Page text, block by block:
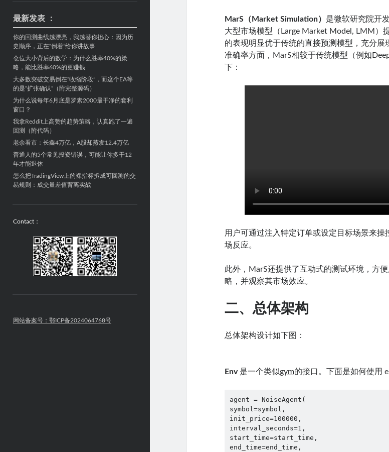
最新发表 ：
你的回测曲线越漂亮，我越替你担心：因为历
史顺序，正在“倒着”给你讲故事
仓位大小背后的数学：为什么胜率40%的策
略，能比胜率60%的更赚钱
大多数突破交易倒在“收缩阶段”，而这个EA等
的是“扩张确认”（附完整源码）
为什么说每年6月底是罗素2000最干净的套利
窗口？
我拿Reddit上高赞的趋势策略，认真跑了一遍
回测（附代码）
老余看市：长鑫4万亿，A股却蒸发12.4万亿
普通人的5个常见投资错误，可能让你多干12
年才能退休
怎么把TradingView上的裸指标拆成可回测的交
易规则：成交量差值背离实战
Contact：
网站备案号：鄂ICP备2024064768号
MarS（Market Simulation） 是微软研究院开
大型市场模型（Large Market Model, LMM）
的表现明显优于传统的直接预测模型，充分展
准确率方面，MarS相较于传统模型（例如
下：
用户可通过注入特定订单或设定目标场景来
场反应。
此外，MarS还提供了互动式的测试环境，方
略，并观察其市场效应。
二、总体架构
总体架构设计如下图：
Env 是一个类似gym的接口。下面是如何使用
agent = NoiseAgent(
symbol=symbol,
init_price=100000,
interval_seconds=1,
start_time=start_time,
end_time=end_time,